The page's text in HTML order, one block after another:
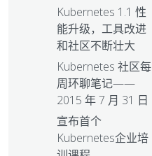
Kubernetes 1.1 性
能升级，工具改进
和社区不断壮大
Kubernetes 社区每
周环聊笔记——
2015 年 7 月 31 日
宣布首个
Kubernetes企业培